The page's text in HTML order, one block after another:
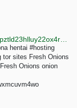
hentai #hosting
sites Fresh Onions
Onions onion